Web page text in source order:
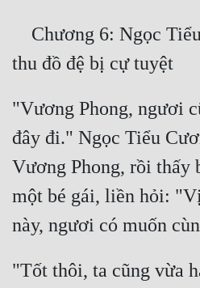
Truyện Nhập Môn
Truyện ngắn
Xa Lộ Dịch
Cung Đấu
Cạnh Kỹ
Cổ Tiên Hiệp
"Vương Phong, ngươi
đây đi." Ngọc Tiểu
Vương Phong, rồi thấy
một bé gái, liền hỏi: